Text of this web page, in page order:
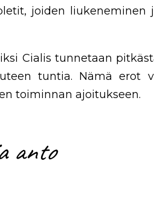
joiden liukeneminen
Cialis tunnetaan
tuntia. Nämä erot
toiminnan ajoitukseen.
anto